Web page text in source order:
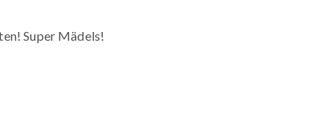
Super Mädels!